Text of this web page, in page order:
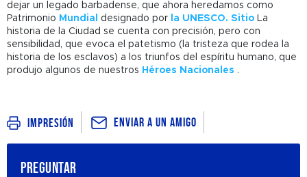
dejar un legado barbadense, que ahora heredamos como
Patrimonio Mundial designado por la UNESCO. Sitio La
historia de la Ciudad se cuenta con precisión, pero con
sensibilidad, que evoca el patetismo (la tristeza que rodea la
historia de los esclavos) a los triunfos del espíritu humano, que
produjo algunos de nuestros Héroes Nacionales .
Impresión Enviar a un amigo
PREGUNTAR